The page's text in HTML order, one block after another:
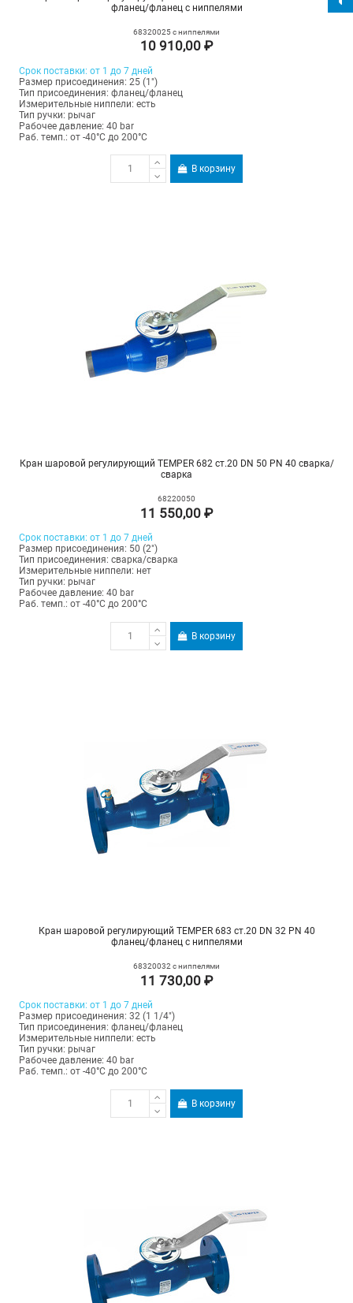
фланец/фланец с ниппелями
68320025 с ниппелями
10 910,00 ₽
Срок поставки: от 1 до 7 дней
Размер присоединения: 25 (1")
Тип присоединения: фланец/фланец
Измерительные ниппели: есть
Тип ручки: рычаг
Рабочее давление: 40 bar
Раб. темп.: от -40°C до 200°C
В корзину
Кран шаровой регулирующий TEMPER 682 ст.20 DN 50 PN 40 сварка/
сварка
68220050
11 550,00 ₽
Срок поставки: от 1 до 7 дней
Размер присоединения: 50 (2")
Тип присоединения: сварка/сварка
Измерительные ниппели: нет
Тип ручки: рычаг
Рабочее давление: 40 bar
Раб. темп.: от -40°C до 200°C
В корзину
Кран шаровой регулирующий TEMPER 683 ст.20 DN 32 PN 40
фланец/фланец с ниппелями
68320032 с ниппелями
11 730,00 ₽
Срок поставки: от 1 до 7 дней
Размер присоединения: 32 (1 1/4")
Тип присоединения: фланец/фланец
Измерительные ниппели: есть
Тип ручки: рычаг
Рабочее давление: 40 bar
Раб. темп.: от -40°C до 200°C
В корзину